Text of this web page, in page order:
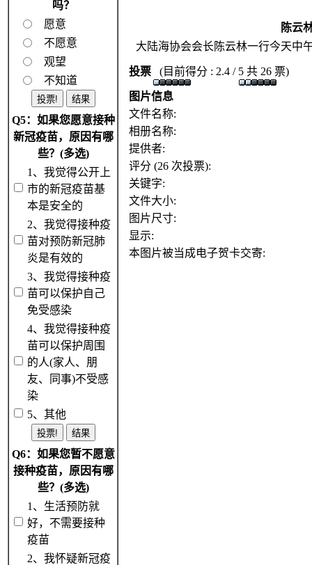
吗？
愿意
不愿意
观望
不知道
Q5：如果您愿意接种
新冠疫苗，原因有哪
些？(多选)
1、我觉得公开上
市的新冠疫苗基
本是安全的
2、我觉得接种疫
苗对预防新冠肺
炎是有效的
3、我觉得接种疫
苗可以保护自己
免受感染
4、我觉得接种疫
苗可以保护周围
的人(家人、朋
友、同事)不受感
染
5、其他
Q6：如果您暂不愿意
接种疫苗，原因有哪
些？(多选)
1、生活预防就
好，不需要接种
疫苗
2、我怀疑新冠疫
陈云
大陆海协会会长陈云林一行今天中
投票 (目前得分 : 2.4 / 5 共 26 票)
图片信息
文件名称:
相册名称:
提供者:
评分 (26 次投票):
关键字:
文件大小:
图片尺寸:
显示:
本图片被当成电子贺卡交寄: